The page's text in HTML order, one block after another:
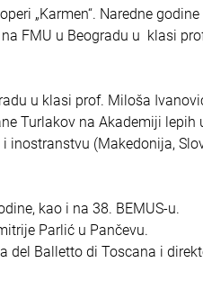
„Karmen“. Naredne
FMU u Beogradu u klasi
u klasi prof. Miloša
Turlakov na Akademiji lepih
(Makedonija,
kao i na 38. BEMUS-u.
Parlić u Pančevu.
del Balletto di Toscana i